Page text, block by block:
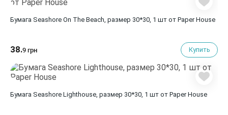
Бумага Seashore On The Beach, размер 30*30, 1 шт от Paper House
38.9 грн Купить
Бумага Seashore Lighthouse, размер 30*30, 1 шт от Paper House